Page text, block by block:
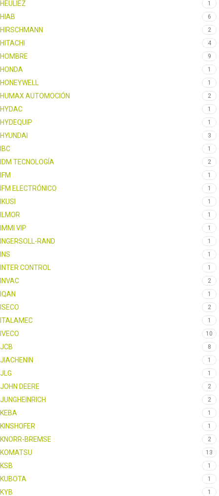
HEULIEZ 1
HIAB 6
HIRSCHMANN 2
HITACHI 4
HOMBRE 9
HONDA 1
HONEYWELL 1
HUMAX AUTOMOCIÓN 2
HYDAC 1
HYDEQUIP 1
HYUNDAI 3
IBC 1
IDM TECNOLOGÍA 2
IFM 1
IFM ELECTRÓNICO 1
IKUSI 1
ILMOR 1
IMMI VIP 1
INGERSOLL-RAND 1
INS 1
INTER CONTROL 1
INVAC 2
IQAN 1
ISECO 2
ITALAMEC 1
IVECO 10
JCB 8
JIACHENIN 1
JLG 1
JOHN DEERE 2
JUNGHEINRICH 2
KEBA 1
KINSHOFER 1
KNORR-BREMSE 2
KOMATSU 13
KSB 1
KUBOTA 1
KYB 1